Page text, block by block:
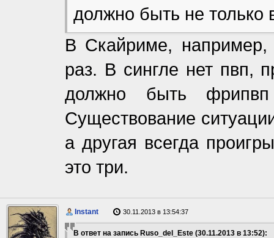
должно быть не только
В Скайриме, например,
раз. В сингле нет пвп,
должно быть
Существование
а другая всегда
это три.
Instant 30.11.2013 в 13:54:37
В ответ на запись Ruso_del_Este (30.11.2013 в 13:52):